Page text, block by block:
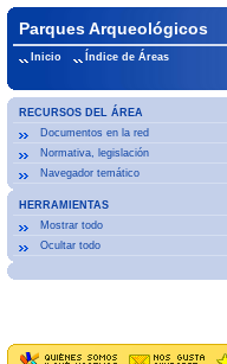
Parques Arqueológicos
Inicio Índice de Áreas
RECURSOS DEL ÁREA
Documentos en la red
Normativa, legislación
Navegador temático
HERRAMIENTAS
Mostrar todo
Ocultar todo